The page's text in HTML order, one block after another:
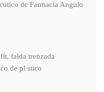
de Farmacia Angulo
falda trenzada
de pl stico